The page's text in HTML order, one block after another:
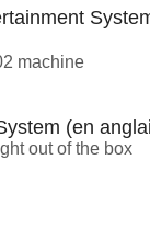
machine
(en
out of the box